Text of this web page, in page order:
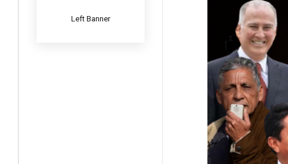
Left Banner